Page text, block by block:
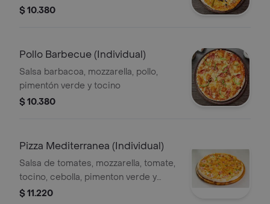
y espárragos
$ 10.380
Pollo Barbecue (Individual)
Salsa barbacoa, mozzarella, pollo,
pimentón verde y tocino
$ 10.380
Pizza Mediterranea (Individual)
Salsa de tomates, mozzarella, tomate,
tocino, cebolla, pimenton verde y
$ 11.220